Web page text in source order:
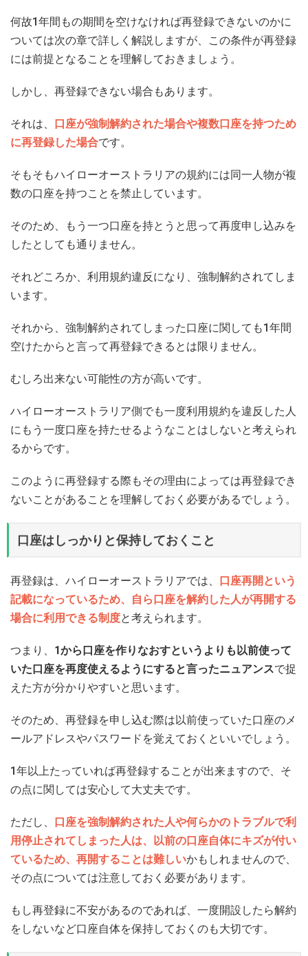
何故1年間もの期間を空けなければ再登録できないのかに
ついては次の章で詳しく解説しますが、この条件が再登録
には前提となることを理解しておきましょう。
しかし、再登録できない場合もあります。
それは、 口座が強制解約された場合や複数口座を持つため
に再登録した場合です。
そもそもハイローオーストラリアの規約には同一人物が複
数の口座を持つことを禁止しています。
そのため、もう一つ口座を持とうと思って再度申し込みを
したとしても通りません。
それどころか、利用規約違反になり、強制解約されてしま
います。
それから、強制解約されてしまった口座に関しても1年間
空けたからと言って再登録できるとは限りません。
むしろ出来ない可能性の方が高いです。
ハイローオーストラリア側でも一度利用規約を違反した人
にもう一度口座を持たせるようなことはしないと考えられ
るからです。
このように再登録する際もその理由によっては再登録でき
ないことがあることを理解しておく必要があるでしょう。
口座はしっかりと保持しておくこと
再登録は、ハイローオーストラリアでは、 口座再開という
記載になっているため、自ら口座を解約した人が再開する
場合に利用できる制度と考えられます。
つまり、 1から口座を作りなおすというよりも以前使って
いた口座を再度使えるようにすると言ったニュアンスで捉
えた方が分かりやすいと思います。
そのため、再登録を申し込む際は以前使っていた口座のメ
ールアドレスやパスワードを覚えておくといいでしょう。
1年以上たっていれば再登録することが出来ますので、そ
の点に関しては安心して大丈夫です。
ただし、 口座を強制解約された人や何らかのトラブルで利
用停止されてしまった人は、以前の口座自体にキズが付い
ているため、再開することは難しいかもしれませんので、
その点については注意しておく必要があります。
もし再登録に不安があるのであれば、一度開設したら解約
をしないなど口座自体を保持しておくのも大切です。